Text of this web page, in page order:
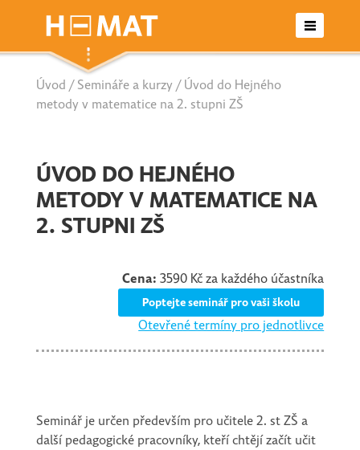
Otevřené semináře
Seriály
Nabídka pro školy/agentury
Kontakt
Úvod /Semináře a kurzy / Úvod do Hejného
metody v matematice na 2. stupni ZŠ
ÚVOD DO HEJNÉHO
METODY V MATEMATICE NA
2. STUPNI ZŠ
Cena: 3590 Kč za každého účastníka
Poptejte seminář pro vaši školu
Otevřené termíny pro jednotlivce
Seminář je určen především pro učitele 2. st ZŠ a
další pedagogické pracovníky, kteří chtějí začít učit